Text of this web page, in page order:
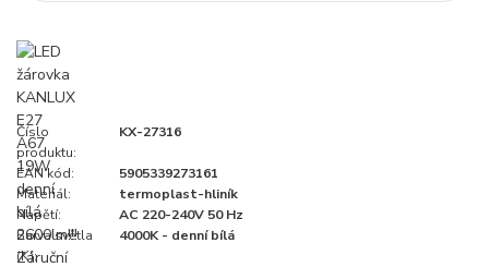
Číslo
produktu:
KX-27316
EAN kód:
5905339273161
Materiál:
termoplast-hliník
Napětí:
AC 220-240V 50 Hz
Barva světla
(K):
4000K - denní bílá